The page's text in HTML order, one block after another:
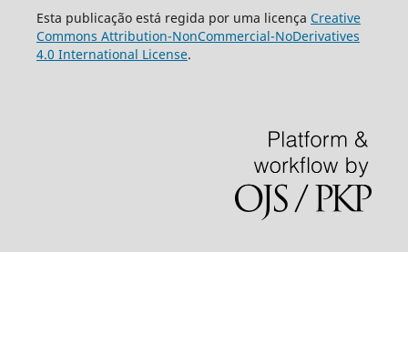
Esta publicação está regida por uma licença Creative
Commons Attribution-NonCommercial-NoDerivatives
4.0 International License.